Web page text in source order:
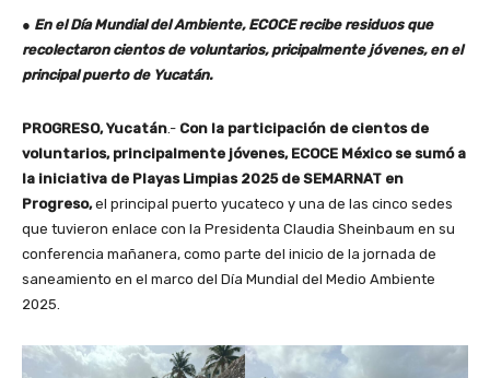
● En el Día Mundial del Ambiente, ECOCE recibe residuos que
recolectaron cientos de voluntarios, pricipalmente jóvenes, en el
principal puerto de Yucatán.
PROGRESO, Yucatán .- Con la participación de cientos de
voluntarios, principalmente jóvenes, ECOCE México se sumó a
la iniciativa de Playas Limpias 2025 de SEMARNAT en
Progreso,el principal puerto yucateco y una de las cinco sedes
que tuvieron enlace con la Presidenta Claudia Sheinbaum en su
conferencia mañanera, como parte del inicio de la jornada de
saneamiento en el marco del Día Mundial del Medio Ambiente
2025.